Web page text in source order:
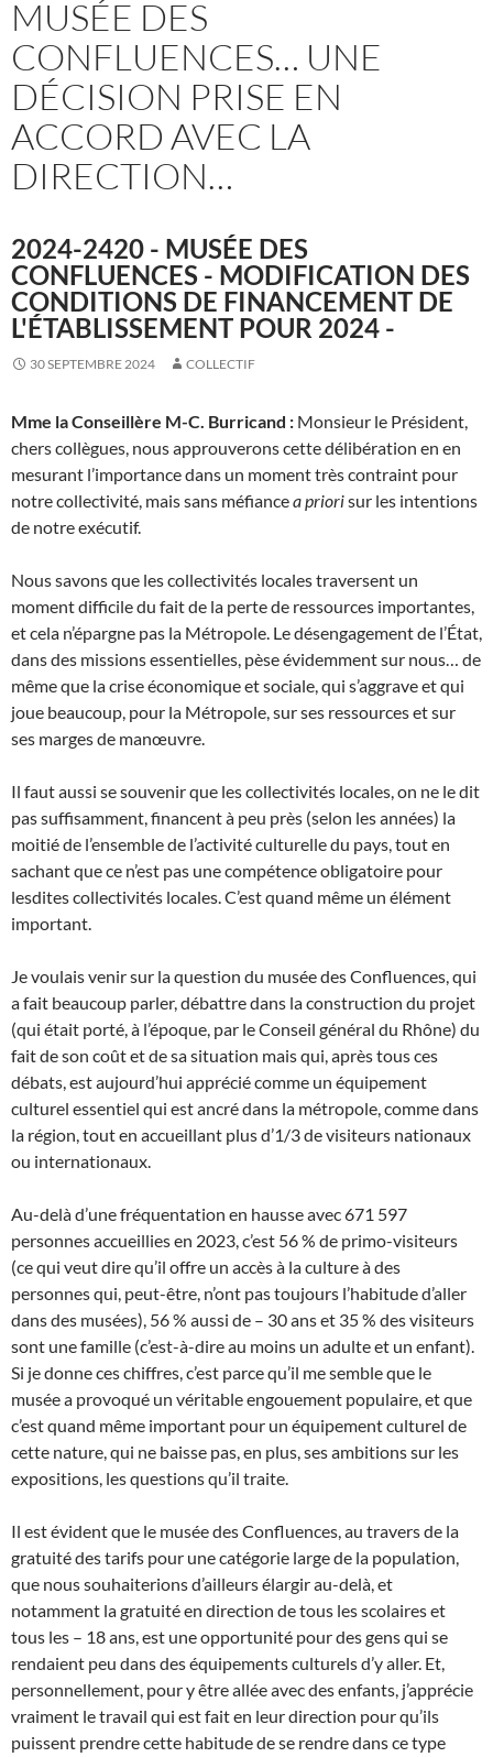
MUSÉE DES
CONFLUENCES… UNE
DÉCISION PRISE EN
ACCORD AVEC LA
DIRECTION…
2024-2420 - MUSÉE DES
CONFLUENCES - MODIFICATION DES
CONDITIONS DE FINANCEMENT DE
L'ÉTABLISSEMENT POUR 2024 -
30 SEPTEMBRE 2024 COLLECTIF
Mme la Conseillère M-C. Burricand : Monsieur le Président,
chers collègues, nous approuverons cette délibération en en
mesurant l’importance dans un moment très contraint pour
notre collectivité, mais sans méfiancea priorisur les intentions
de notre exécutif.
Nous savons que les collectivités locales traversent un
moment difficile du fait de la perte de ressources importantes,
et cela n’épargne pas la Métropole. Le désengagement de l’État,
dans des missions essentielles, pèse évidemment sur nous… de
même que la crise économique et sociale, qui s’aggrave et qui
joue beaucoup, pour la Métropole, sur ses ressources et sur
ses marges de manœuvre.
Il faut aussi se souvenir que les collectivités locales, on ne le dit
pas suffisamment, financent à peu près (selon les années) la
moitié de l’ensemble de l’activité culturelle du pays, tout en
sachant que ce n’est pas une compétence obligatoire pour
lesdites collectivités locales. C’est quand même un élément
important.
Je voulais venir sur la question du musée des Confluences, qui
a fait beaucoup parler, débattre dans la construction du projet
(qui était porté, à l’époque, par le Conseil général du Rhône) du
fait de son coût et de sa situation mais qui, après tous ces
débats, est aujourd’hui apprécié comme un équipement
culturel essentiel qui est ancré dans la métropole, comme dans
la région, tout en accueillant plus d’1/3 de visiteurs nationaux
ou internationaux.
Au-delà d’une fréquentation en hausse avec 671 597
personnes accueillies en 2023, c’est 56 % de primo-visiteurs
(ce qui veut dire qu’il offre un accès à la culture à des
personnes qui, peut-être, n’ont pas toujours l’habitude d’aller
dans des musées), 56 % aussi de – 30 ans et 35 % des visiteurs
sont une famille (c’est-à-dire au moins un adulte et un enfant).
Si je donne ces chiffres, c’est parce qu’il me semble que le
musée a provoqué un véritable engouement populaire, et que
c’est quand même important pour un équipement culturel de
cette nature, qui ne baisse pas, en plus, ses ambitions sur les
expositions, les questions qu’il traite.
Il est évident que le musée des Confluences, au travers de la
gratuité des tarifs pour une catégorie large de la population,
que nous souhaiterions d’ailleurs élargir au-delà, et
notamment la gratuité en direction de tous les scolaires et
tous les – 18 ans, est une opportunité pour des gens qui se
rendaient peu dans des équipements culturels d’y aller. Et,
personnellement, pour y être allée avec des enfants, j’apprécie
vraiment le travail qui est fait en leur direction pour qu’ils
puissent prendre cette habitude de se rendre dans ce type